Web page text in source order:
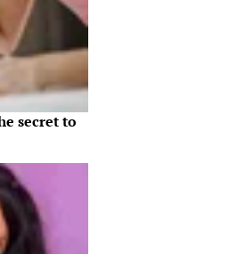
secret to